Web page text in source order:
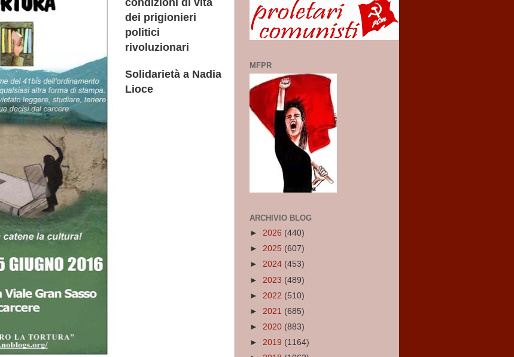
condizioni di vita
dei prigionieri
politici
rivoluzionari
Solidarietà a Nadia
Lioce
MFPR
ARCHIVIO BLOG
► 2026 (440)
► 2025 (607)
► 2024 (453)
► 2023 (489)
► 2022 (510)
► 2021 (685)
► 2020 (883)
► 2019 (1164)